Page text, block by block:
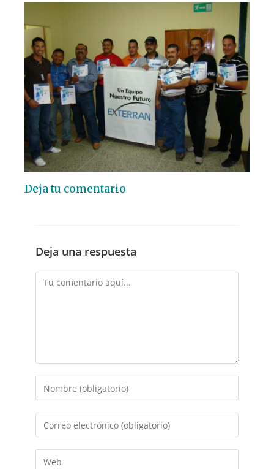
Deja tu comentario
Deja una respuesta